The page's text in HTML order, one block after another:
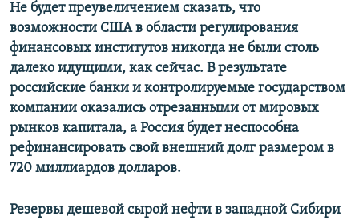
Не будет преувеличением сказать, что
возможности США в области регулирования
финансовых институтов никогда не были столь
далеко идущими, как сейчас. В результате
российские банки и контролируемые государством
компании оказались отрезанными от мировых
рынков капитала, а Россия будет неспособна
рефинансировать свой внешний долг размером в
720 миллиардов долларов.
Резервы дешевой сырой нефти в западной Сибири